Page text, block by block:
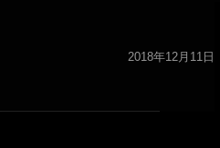
2018年12月11日